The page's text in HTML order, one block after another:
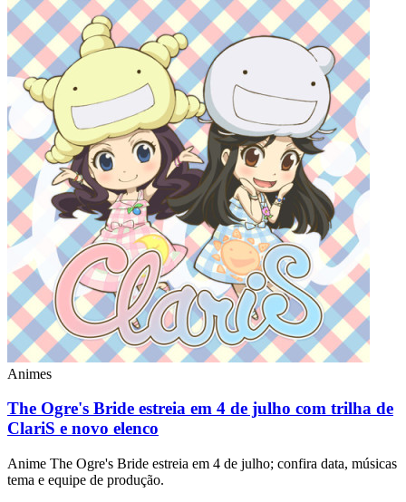
Animes
The Ogre's Bride estreia em 4 de julho com trilha de
ClariS e novo elenco
Anime The Ogre's Bride estreia em 4 de julho; confira data, músicas
tema e equipe de produção.